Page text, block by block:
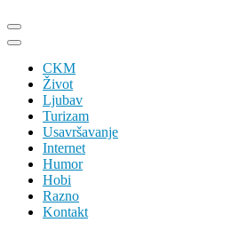
Skip
to
(Press
Enter)
CKM
Život
Ljubav
Turizam
Usavršavanje
Internet
Humor
Hobi
Razno
Kontakt